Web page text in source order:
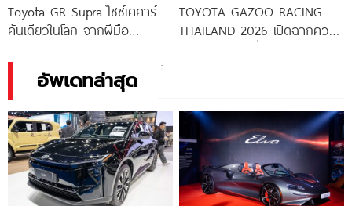
Toyota GR Supra ไซซ์เคคาร์
คันเดียวในโลก จากฝีมือ
TOYOTA GAZOO RACING
THAILAND 2026 เปิดฉากความ
อัพเดทล่าสุด